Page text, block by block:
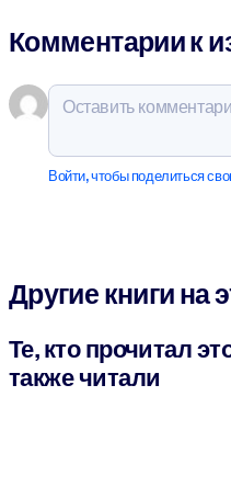
Комментарии к
Войти, чтобы поделиться
Другие книги на
Те, кто прочитал
также читали